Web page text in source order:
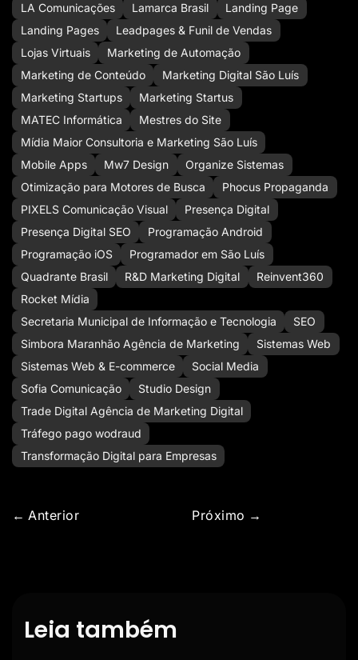
LA Comunicações
Lamarca Brasil
Landing Page
Landing Pages
Leadpages & Funil de Vendas
Lojas Virtuais
Marketing de Automação
Marketing de Conteúdo
Marketing Digital São Luís
Marketing Startups
Marketing Startus
MATEC Informática
Mestres do Site
Mídia Maior Consultoria e Marketing São Luís
Mobile Apps
Mw7 Design
Organize Sistemas
Otimização para Motores de Busca
Phocus Propaganda
PIXELS Comunicação Visual
Presença Digital
Presença Digital SEO
Programação Android
Programação iOS
Programador em São Luís
Quadrante Brasil
R&D Marketing Digital
Reinvent360
Rocket Mídia
Secretaria Municipal de Informação e Tecnologia
SEO
Simbora Maranhão Agência de Marketing
Sistemas Web
Sistemas Web & E-commerce
Social Media
Sofia Comunicação
Studio Design
Trade Digital Agência de Marketing Digital
Tráfego pago wodraud
Transformação Digital para Empresas
Anterior Próximo
Leia também